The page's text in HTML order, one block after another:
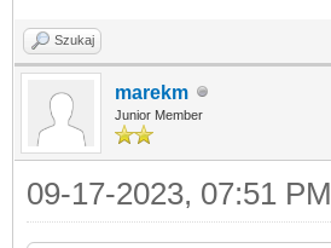
Szukaj
marekm
Junior Member
09-17-2023, 07:51 PM